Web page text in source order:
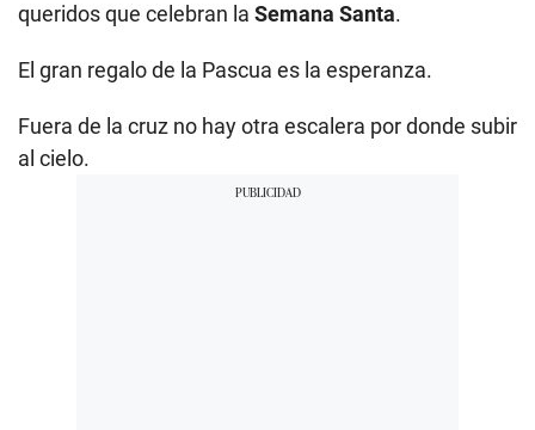
queridos que celebran la Semana Santa.
El gran regalo de la Pascua es la esperanza.
Fuera de la cruz no hay otra escalera por donde subir
al cielo.